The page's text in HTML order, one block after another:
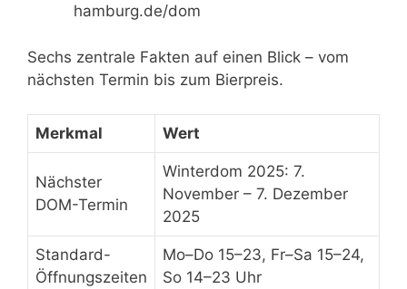
hamburg.de/dom
Sechs zentrale Fakten auf einen Blick – vom
nächsten Termin bis zum Bierpreis.
Merkmal Wert
Nächster
DOM-Termin
Winterdom 2025: 7.
November – 7. Dezember
2025
Standard-
Öffnungszeiten
Mo–Do 15–23, Fr–Sa 15–24,
So 14–23 Uhr